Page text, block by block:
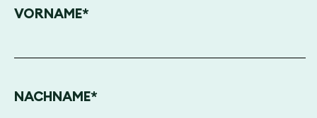
VORNAME*
NACHNAME*